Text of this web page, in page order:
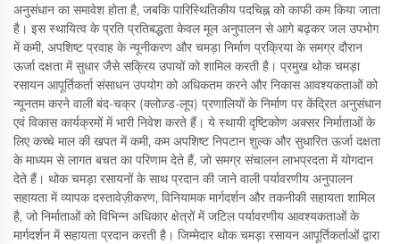
अनुसंधान का समावेश होता है, जबकि पारिस्थितिकीय पदचिह्न को काफी कम किया जाता
है। इस स्थायित्व के प्रति प्रतिबद्धता केवल मूल अनुपालन से आगे बढ़कर जल उपभोग
में कमी, अपशिष्ट प्रवाह के न्यूनीकरण और चमड़ा निर्माण प्रक्रिया के समग्र दौरान
ऊर्जा दक्षता में सुधार जैसे सक्रिय उपायों को शामिल करती है। प्रमुख थोक चमड़ा
रसायन आपूर्तिकर्ता संसाधन उपयोग को अधिकतम करने और निकास आवश्यकताओं को
न्यूनतम करने वाली बंद-चक्र (क्लोज़्ड-लूप) प्रणालियों के निर्माण पर केंद्रित अनुसंधान
एवं विकास कार्यक्रमों में भारी निवेश करते हैं। ये स्थायी दृष्टिकोण अक्सर निर्माताओं के
लिए कच्चे माल की खपत में कमी, कम अपशिष्ट निपटान शुल्क और सुधारित ऊर्जा दक्षता
के माध्यम से लागत बचत का परिणाम देते हैं, जो समग्र संचालन लाभप्रदता में योगदान
देते हैं। थोक चमड़ा रसायनों के साथ प्रदान की जाने वाली पर्यावरणीय अनुपालन
सहायता में व्यापक दस्तावेज़ीकरण, विनियामक मार्गदर्शन और तकनीकी सहायता शामिल
है, जो निर्माताओं को विभिन्न अधिकार क्षेत्रों में जटिल पर्यावरणीय आवश्यकताओं के
मार्गदर्शन में सहायता प्रदान करती है। जिम्मेदार थोक चमड़ा रसायन आपूर्तिकर्ताओं द्वारा